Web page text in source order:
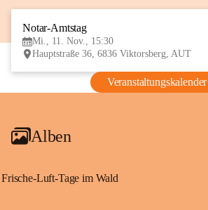
Notar-Amtstag
Mi., 11. Nov., 15:30
Hauptstraße 36, 6836 Viktorsberg, AUT
Veranstaltungskalender
Alben
Frische-Luft-Tage im Wald